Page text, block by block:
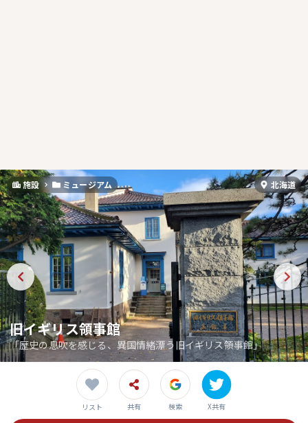
施設 ミュージアム 北海道
旧イギリス領事館
「歴史の息吹を感じる、異国情緒漂う旧イギリス領事館」
リスト 共有 検索 X共有